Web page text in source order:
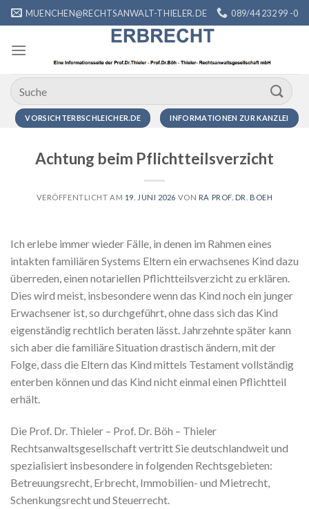
Zum
Inhalt
springen
MUENCHEN@RECHTSANWALT-THIELER.DE 089/44 232 99 -0
VORSICHTERBSCHLEICHER.DE INFORMATIONEN ZUR KANZLEI
Achtung beim Pflichtteilsverzicht
VERÖFFENTLICHT AM 19. JUNI 2026 VON RA PROF. DR. BOEH
Ich erlebe immer wieder Fälle, in denen im Rahmen eines
intakten familiären Systems Eltern ein erwachsenes Kind dazu
überreden, einen notariellen Pflichtteilsverzicht zu erklären.
Dies wird meist, insbesondere wenn das Kind noch ein junger
Erwachsener ist, so durchgeführt, ohne dass sich das Kind
eigenständig rechtlich beraten lässt. Jahrzehnte später kann
sich aber die familiäre Situation drastisch ändern, mit der
Folge, dass die Eltern das Kind mittels Testament vollständig
enterben können und das Kind nicht einmal einen Pflichtteil
erhält.
Die Prof. Dr. Thieler – Prof. Dr. Böh – Thieler
Rechtsanwaltsgesellschaft vertritt Sie deutschlandweit und
spezialisiert insbesondere in folgenden Rechtsgebieten:
Betreuungsrecht, Erbrecht, Immobilien- und Mietrecht,
Schenkungsrecht und Steuerrecht.